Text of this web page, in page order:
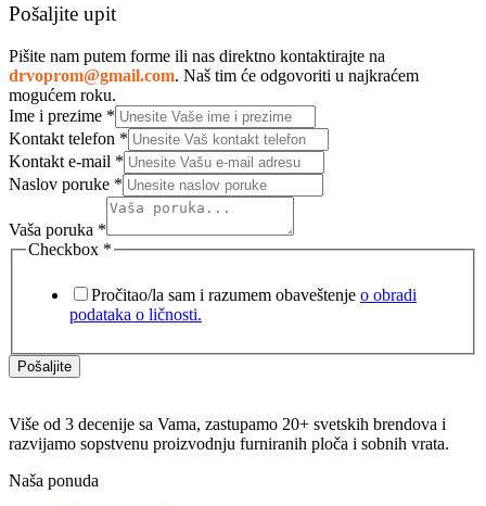
Pošaljite upit
Pišite nam putem forme ili nas direktno kontaktirajte na
drvoprom@gmail.com. Naš tim će odgovoriti u najkraćem
mogućem roku.
Ime i prezime *
Kontakt telefon *
Kontakt e-mail *
Naslov poruke *
Vaša poruka *
Checkbox *
Pročitao/la sam i razumem obaveštenje o obradi
podataka o ličnosti.
Pošaljite
Više od 3 decenije sa Vama, zastupamo 20+ svetskih brendova i
razvijamo sopstvenu proizvodnju furniranih ploča i sobnih vrata.
Naša ponuda